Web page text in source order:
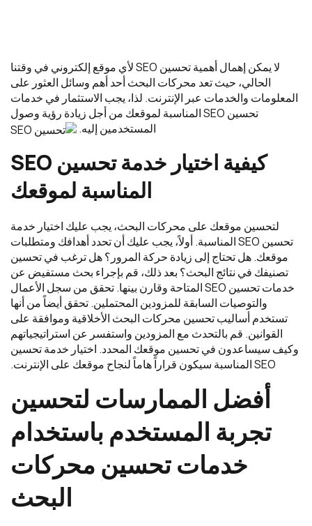
لا يمكن إهمال أهمية تحسين SEO لأي موقع إلكتروني في وقتنا
الحالي، حيث تعد محركات البحث أحد أهم وسائل العثور على
المعلومات والخدمات عبر الإنترنت. لذا، يجب الاستثمار في خدمات
تحسين SEO المناسبة لموقعك من أجل زيادة رؤية وصول
المستخدمين إليه.
كيفية اختيار خدمةتحسين
المناسبة لموقعك
لتحسين موقعك على محركات البحث، يجب عليك اختيار خدمة
تحسين SEO المناسبة. أولاً، يجب عليك أن تحدد أهدافك ومتطلبات
موقعك. هل تحتاج إلى زيادة حركة المرور؟ هل ترغب في تحسين
تصنيفك في نتائج البحث؟ بعد ذلك، قم بإجراء بحث مستفيض عن
خدمات تحسين SEO المتاحة وقارن بينها. تحقق من سجل الأعمال
والتوصيات السابقة للمزودين المحتملين. تحقق أيضاً من أنها
تستخدم أساليب تحسين محركات البحث الأخلاقية وموافقة على
القوانين. قم بالتحدث مع المزودين واستفسر عن استراتيجياتهم
وكيف سيساعدون في تحسين موقعك المحدد. اختيار خدمة تحسين
SEO المناسبة سيكون قراراً هاماً لنجاح موقعك على الإنترنت.
أفضل الممارسات لتحسين
تجربة المستخدم باستخدام
خدماتتحسين محركات
البحث